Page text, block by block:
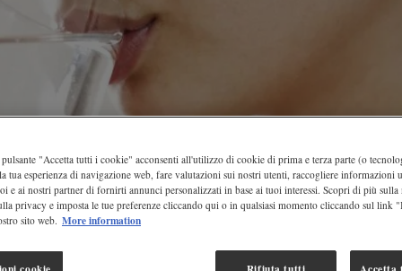
prevenzione della
"Accetta tutti i cookie" acconsenti all'utilizzo di cookie di prima e terza parte (o
tua esperienza di navigazione web, fare valutazioni sui nostri utenti, raccogliere informazioni
e ai nostri partner di fornirti annunci personalizzati in base ai tuoi interessi. Scopri di più sulla
privacy e imposta le tue preferenze cliccando qui o in qualsiasi momento cliccando sul link
sito web. More information